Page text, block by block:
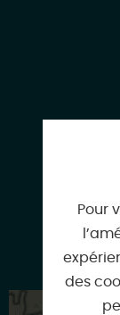
Pour
des